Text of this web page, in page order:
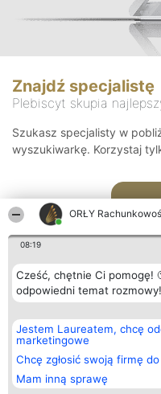
ORŁY
08:19
Cześć, chętnie Ci pomogę!
odpowiedni temat
Jestem Laureatem, chcę
marketingowe
Chcę zgłosić swoją firmę do
Mam inną sprawę
Znajdź specjalistę
Plebiscyt skupia
Szukasz specjalisty w
wyszukiwarkę. Korzystaj
Organizator plebiscytu
Bright Side Solutions sp. z o.
o. sp. k.
ul. Ruska 22
Wrocław 50-079
KRS 0000749100 | Regon
381313360 | NIP 8943132676